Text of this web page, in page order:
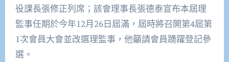
役課長張修正列席；該會理事長張德泰宣布本屆理
監事任期於今年12月26日屆滿，屆時將召開第4屆第
1次會員大會並改選理監事，他籲請會員踴躍登記參
選。